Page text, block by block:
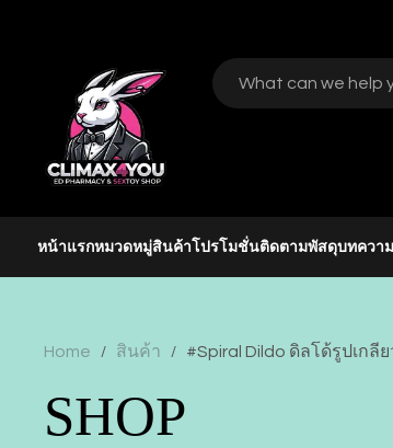
หน้าแรกหมวดหมู่สินค้า โปรโมชั่นติดตามพัสดุบทความ
Home / สินค้า / #Spiral Dildo ดิลโด้รูปเกลีย
SHOP